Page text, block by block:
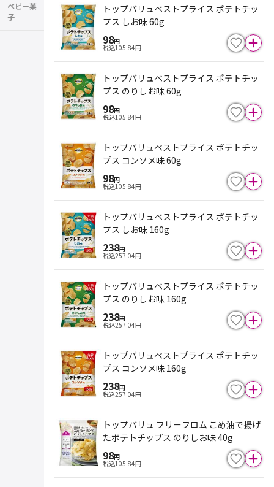
ベビー菓
子
トップバリュベストプライス ポテトチッ
プス しお味 60g
98円
税込105.84円
トップバリュベストプライス ポテトチッ
プス のりしお味 60g
98円
税込105.84円
トップバリュベストプライス ポテトチッ
プス コンソメ味 60g
98円
税込105.84円
トップバリュベストプライス ポテトチッ
プス しお味 160g
238円
税込257.04円
トップバリュベストプライス ポテトチッ
プス のりしお味 160g
238円
税込257.04円
トップバリュベストプライス ポテトチッ
プス コンソメ味 160g
238円
税込257.04円
トップバリュ フリーフロム こめ油で揚げ
たポテトチップス のりしお味 40g
98円
税込105.84円